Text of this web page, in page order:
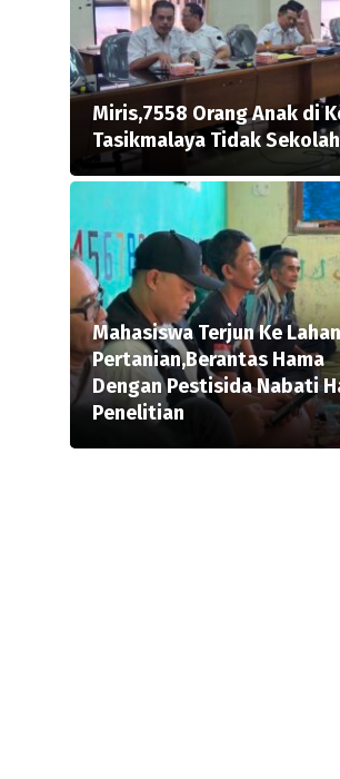
Miris,7558 Orang Anak di
Tasikmalaya Tidak Sekolah
Mahasiswa Terjun Ke Lahan
Pertanian,Berantas Hama
Dengan Pestisida Nabati
Penelitian